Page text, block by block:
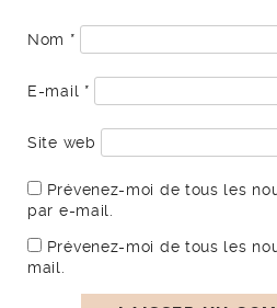
Nom *
E-mail *
Site web
Prévenez-moi de tous les
par e-mail.
Prévenez-moi de tous les
mail.